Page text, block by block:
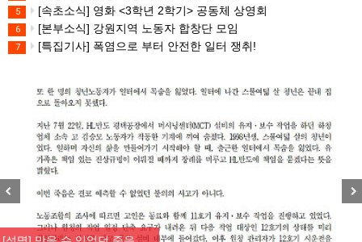
5 [속초소식] 영화 <3학년 2학기> 공동체 상영회
6 [본부소식] 강원지역 노동자 합창단 모임
7 [특집기사] 폭염으로 부터 안전한 일터 쟁취!